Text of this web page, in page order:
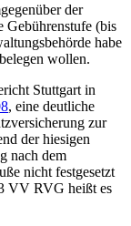
der
Gebührenstufe (bis
habe
wollen.
Stuttgart in
, eine deutliche
zur
der hiesigen
nach dem
nicht festgesetzt
VV RVG heißt es